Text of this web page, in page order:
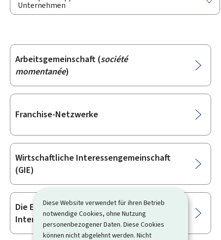
Diese Website verwendet für ihren Betrieb
notwendige Cookies, ohne Nutzung
personenbezogener Daten. Diese Cookies
können nicht abgelehnt werden. Nicht
Unternehmen
Unterrubriken
Arbeitsgemeinschaft (société
momentanée)
Franchise-Netzwerke
Wirtschaftliche Interessengemeinschaft
(GIE)
Die Europäische wirtschaftliche
Interessenvereinigung (EWIV)